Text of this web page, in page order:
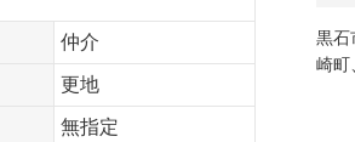
仲介
更地
無指定
黒石
崎町